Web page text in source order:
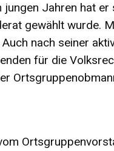
Jahren hat
gewählt wurde.
nach seiner
für die